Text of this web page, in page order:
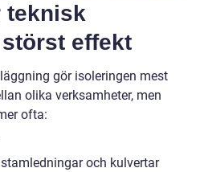
teknisk
effekt
gör isoleringen mest
olika verksamheter, men
ofta:
och kulvertar